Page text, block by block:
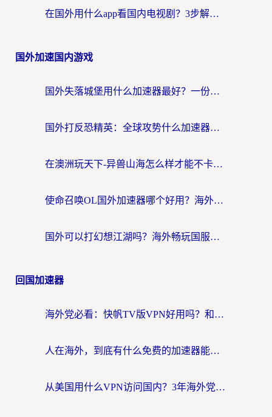
在国外用什么app看国内电视剧？3步解决版权限制+卡顿难题
国外加速国内游戏
国外失落城堡用什么加速器最好？一份来自老玩家的真实指南
国外打反恐精英：全球攻势什么加速器好用？2026海外玩家国服游戏加速终极指南
在澳洲玩天下-异兽山海怎么样才能不卡？一份给南半球玩家的自救指南
使命召唤OL国外加速器哪个好用？海外玩家亲测的国服游戏加速终极指南
国外可以打幻想江湖吗？海外畅玩国服游戏的终极指南
回国加速器
海外党必看：快帆TV版VPN好用吗？和Easyback VPN对比哪个回国效果更好？附2026真实测评
人在海外，到底有什么免费的加速器能让我安心追剧打游戏？
从美国用什么VPN访问国内？3年海外党亲测：选对工具才能无缝刷B站、看腾讯视频